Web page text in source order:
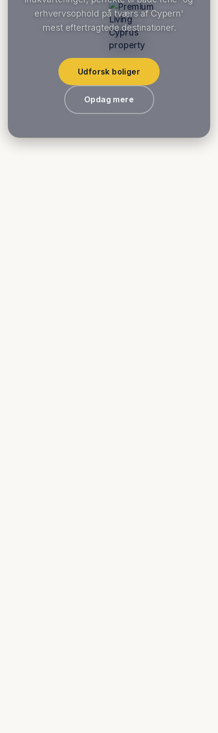
erhvervsophold på tværs af Cypern'
mest eftertragtede destinationer.
Udforsk boliger
Opdag mere